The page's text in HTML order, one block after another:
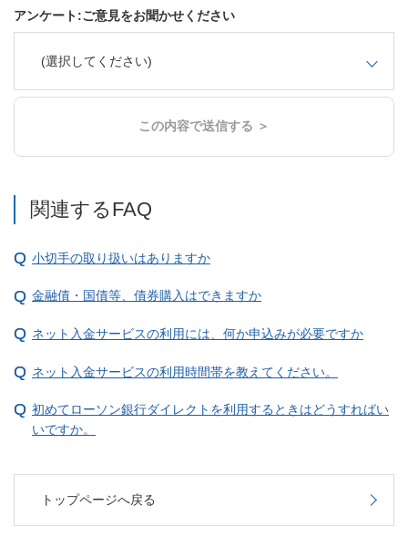
アンケート:ご意見をお聞かせください
(選択してください)
この内容で送信する ＞
関連するFAQ
小切手の取り扱いはありますか
金融債・国債等、債券購入はできますか
ネット入金サービスの利用には、何か申込みが必要ですか
ネット入金サービスの利用時間帯を教えてください。
初めてローソン銀行ダイレクトを利用するときはどうすればい
いですか。
トップページへ戻る